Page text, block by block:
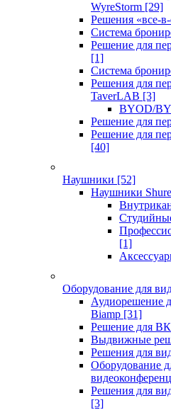
WyreStorm [29]
Решения «все-
Система
Решение для
[1]
Система
Решения для
TaverLAB [3]
BYOD/
Решение для
Решение для
[40]
Наушники [52]
Наушники Shure
[1]
Оборудование для
Аудиорешение
Biamp [31]
Решение для
Выдвижные
Решения для
Оборудование
Решения для
[3]